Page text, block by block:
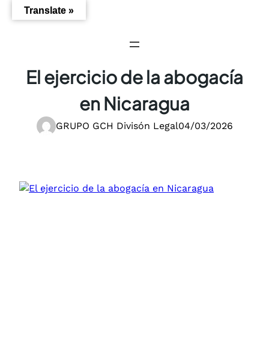
Saltar
El ejercicio de la abogacía
en Nicaragua
GRUPO GCH Divisón Legal04/03/2026
Translate »